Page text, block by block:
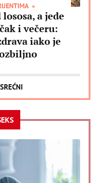
a jede
i večeru:
iako je